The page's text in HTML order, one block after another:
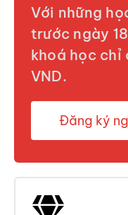
Với những
trước ngày
khoá học
VND.
Đăng ký